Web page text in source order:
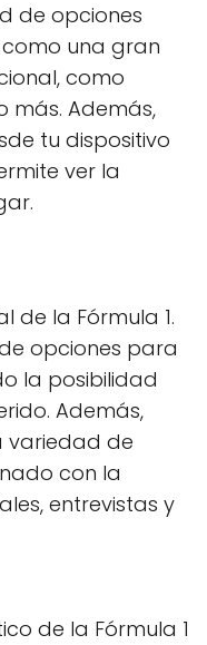
de opciones
una gran
como
más. Además,
tu dispositivo
ver la
de la Fórmula 1.
opciones para
la posibilidad
Además,
variedad de
con la
entrevistas y
de la Fórmula 1